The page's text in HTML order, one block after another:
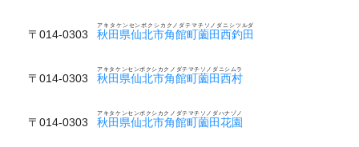
〒014-0303 秋田県仙北市角館町薗田西釣田
アキタケンセンボクシカクノダテマチソノダニシツルダ
〒014-0303 秋田県仙北市角館町薗田西村
アキタケンセンボクシカクノダテマチソノダニシムラ
〒014-0303 秋田県仙北市角館町薗田花園
アキタケンセンボクシカクノダテマチソノダハナゾノ